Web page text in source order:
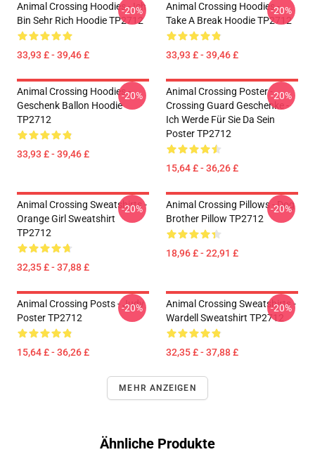
Animal Crossing Hoodies - Ich
Bin Sehr Rich Hoodie TP2712
33,93 £ - 39,46 £
-20%
Animal Crossing Hoodies -
Take A Break Hoodie TP2712
33,93 £ - 39,46 £
-20%
Animal Crossing Hoodies -
Geschenk Ballon Hoodie
TP2712
33,93 £ - 39,46 £
-20%
Animal Crossing Poster -
Crossing Guard Geschenke -
Ich Werde Für Sie Da Sein
Poster TP2712
15,64 £ - 36,26 £
-20%
Animal Crossing Sweatshirts -
Orange Girl Sweatshirt
TP2712
32,35 £ - 37,88 £
-20%
Animal Crossing Pillows - Dog
Brother Pillow TP2712
18,96 £ - 22,91 £
-20%
Animal Crossing Posts - Judy
Poster TP2712
15,64 £ - 36,26 £
-20%
Animal Crossing Sweatshirts -
Wardell Sweatshirt TP2712
32,35 £ - 37,88 £
-20%
MEHR ANZEIGEN
Ähnliche Produkte